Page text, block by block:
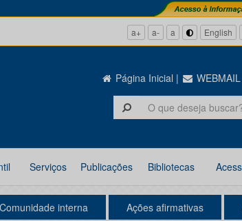
a+ a- a English
Página Inicial | WEBMAIL
Serviços Publicações Bibliotecas
Comunidade interna Ações afirmativas